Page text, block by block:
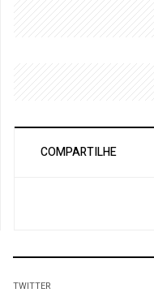
COMPARTILHE
TWITTER